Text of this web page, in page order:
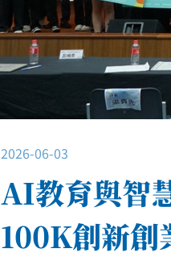
2026-06-03
AI教育與智
100K創新創